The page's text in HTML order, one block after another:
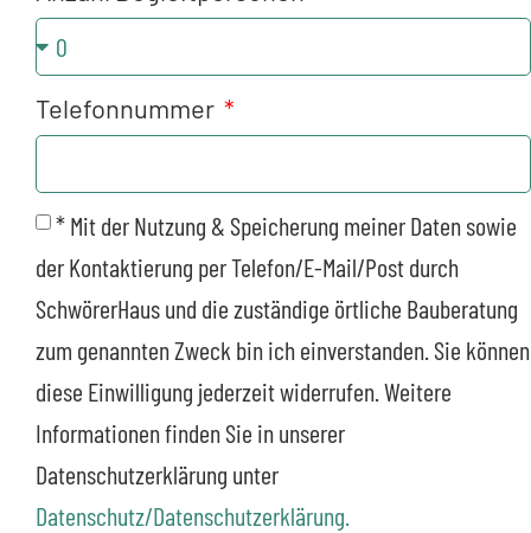
Telefonnummer
* Mit der Nutzung & Speicherung meiner Daten sowie
der Kontaktierung per Telefon/E-Mail/Post durch
SchwörerHaus und die zuständige örtliche Bauberatung
zum genannten Zweck bin ich einverstanden. Sie können
diese Einwilligung jederzeit widerrufen. Weitere
Informationen finden Sie in unserer
Datenschutzerklärung unter
Datenschutz/Datenschutzerklärung.